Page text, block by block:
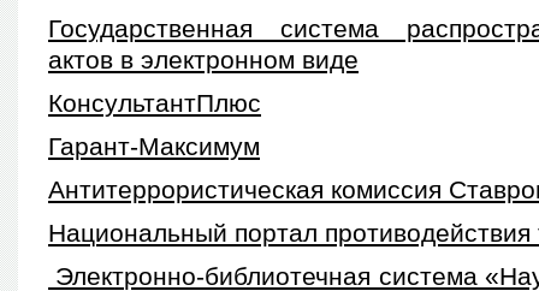
Государственная система
актов в электронном виде
КонсультантПлюс
Гарант-Максимум
Антитеррористическая комиссия
Национальный портал противодействия
Электронно-библиотечная система